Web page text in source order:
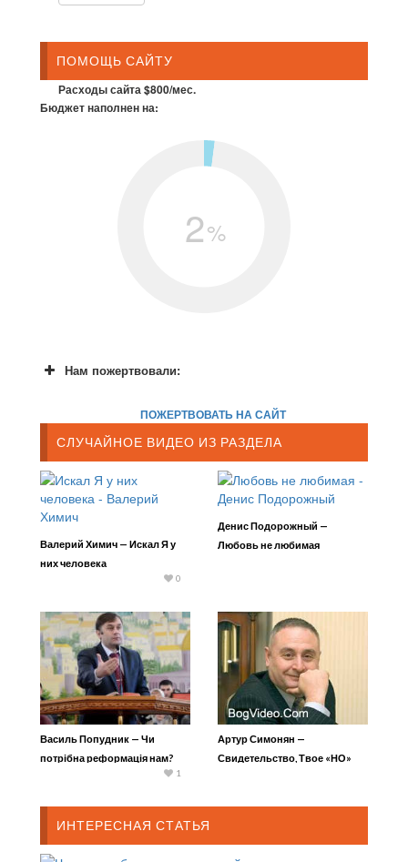
ПОМОЩЬ САЙТУ
Расходы сайта $800/мес.
Бюджет наполнен на:
2%
Нам пожертвовали:
ПОЖЕРТВОВАТЬ НА САЙТ
СЛУЧАЙНОЕ ВИДЕО ИЗ РАЗДЕЛА
Валерий Химич — Искал Я у
них человека
0
Денис Подорожный —
Любовь не любимая
Василь Попудник — Чи
потрібна реформація нам?
1
Артур Симонян —
Свидетельство, Твое «НО»
ИНТЕРЕСНАЯ СТАТЬЯ